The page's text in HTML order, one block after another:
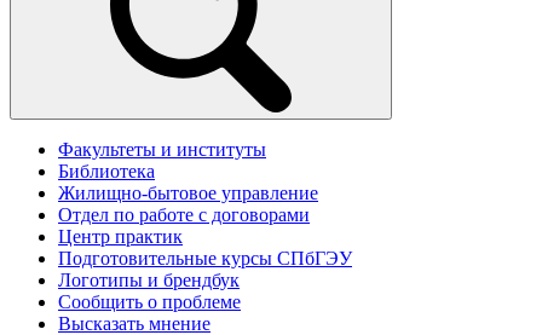
Факультеты и институты
Библиотека
Жилищно-бытовое управление
Отдел по работе с договорами
Центр практик
Подготовительные курсы СПбГЭУ
Логотипы и брендбук
Сообщить о проблеме
Высказать мнение